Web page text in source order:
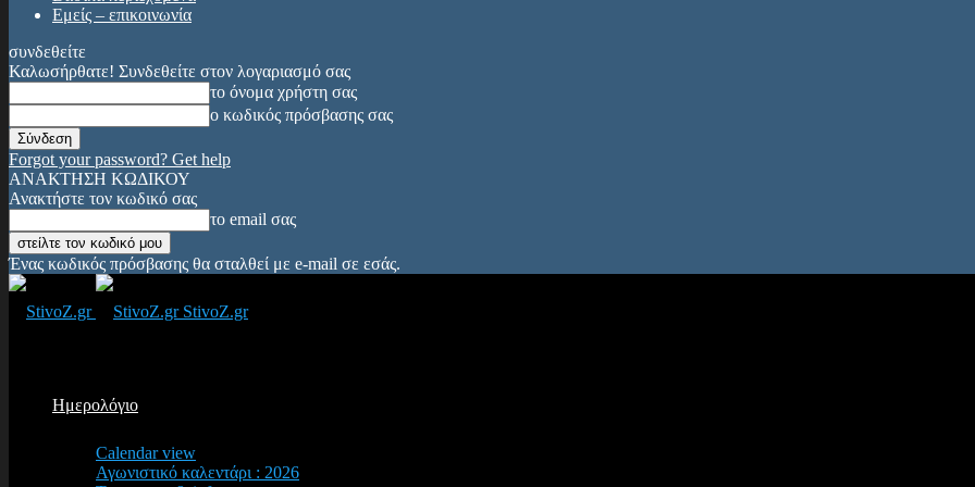
Εμείς – επικοινωνία
συνδεθείτε
Καλωσήρθατε! Συνδεθείτε στον λογαριασμό σας
το όνομα χρήστη σας
ο κωδικός πρόσβασης σας
Forgot your password? Get help
ΑΝΑΚΤΗΣΗ ΚΩΔΙΚΟΥ
Ανακτήστε τον κωδικό σας
το email σας
Ένας κωδικός πρόσβασης θα σταλθεί με e-mail σε εσάς.
StivoZ.gr
Ημερολόγιο
Calendar view
Αγωνιστικό καλεντάρι : 2026